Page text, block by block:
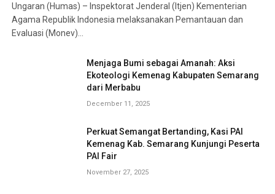
Ungaran (Humas) – Inspektorat Jenderal (Itjen) Kementerian
Agama Republik Indonesia melaksanakan Pemantauan dan
Evaluasi (Monev)…
Menjaga Bumi sebagai Amanah: Aksi
Ekoteologi Kemenag Kabupaten Semarang
dari Merbabu
December 11, 2025
Perkuat Semangat Bertanding, Kasi PAI
Kemenag Kab. Semarang Kunjungi Peserta
PAI Fair
November 27, 2025